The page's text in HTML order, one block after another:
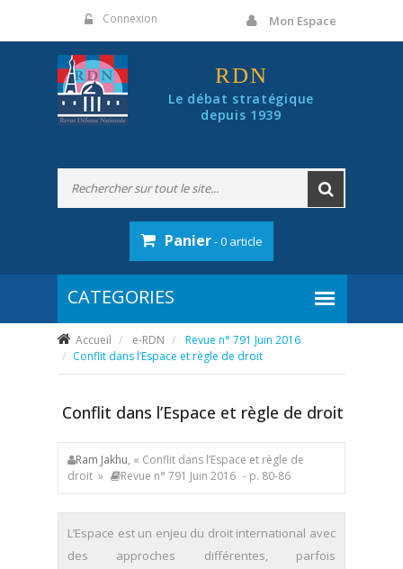
Connexion Mon Espace
RDN
Le débat stratégique
depuis 1939
Panier- 0 article
Accueil e-RDN
Revue n° 791 Juin 2016
Conflit dans l’Espace et règle de droit
Conflit dans l’Espace et règle de droit
Ram Jakhu, « Conflit dans l’Espace et règle de
droit »
Revue n° 791 Juin 2016 - p. 80-86
L’Espace est un enjeu du droit international avec
des approches différentes, parfois